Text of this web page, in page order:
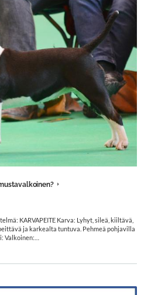
KARVAPEITE Karva: Lyhyt, sileä, kiiltävä,
ja karkealta tuntuva. Pehmeä pohjavilla
Valkoinen:…